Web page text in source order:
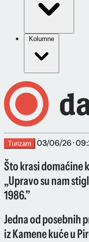
Kolumne
Turizam 03/06/26 ·
Što krasi domaćine
„Upravo su nam
1986.”
Jedna od posebnih
iz Kamene kuće u